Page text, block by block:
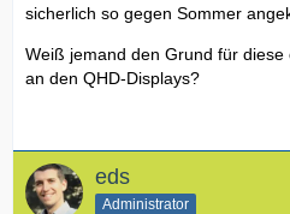
sicherlich so gegen Sommer
Weiß jemand den Grund für
an den QHD-Displays?
eds
Administrator